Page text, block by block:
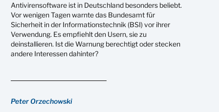
Antivirensoftware ist in Deutschland besonders beliebt.
Vor wenigen Tagen warnte das Bundesamt für
Sicherheit in der Informationstechnik (BSI) vor ihrer
Verwendung. Es empfiehlt den Usern, sie zu
deinstallieren. Ist die Warnung berechtigt oder stecken
andere Interessen dahinter?
Peter Orzechowski